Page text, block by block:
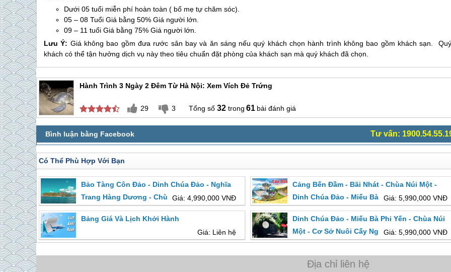
Dưới 05 tuổi miễn phí hoàn toàn ( bố mẹ tự chăm sóc).
05 – 08 Tuổi Giá bằng 50% Giá người lớn.
09 – 11 tuổi Giá bằng 75% Giá người lớn.
Lưu Ý: Giá không bao gồm đưa rước sân bay và ăn sáng nếu quý khách chọn hành trình không bao gồm khách sạn. Quý
khách có thể tận hưởng dịch vụ này theo tiêu chuẩn đặt phòng của khách sạn mà quý khách đã chọn.
Hành Trình 3 Ngày 2 Đêm Từ Hà Nội: Xem Vích Đẻ Trứng
29 3 32 61 bài đánh giá
Tư vấn:
Có Thể Phù Hợp Với Bạn
Bảo Tàng Côn Đảo - Dinh Chúa Đảo - Nghĩa
Trang Hàng Dương - Chùa Núi Một | 2 Ngày 1
Đêm Từ Hồ Chí Minh
Giá: 4,990,000 VNĐ
Cảng Bến Đầm - Bãi Nhát - Chùa Núi Một -
Dinh Chúa Đảo - Miếu Bà Phi Yến - Miếu Cậu -
Bãi Đầm Trầu | Từ Hồ Chí Minh
Giá: 5,990,000 VNĐ
Bảng Giá Và Lịch Khởi Hành
Giá: Liên hệ
Dinh Chúa Đảo - Miếu Bà Phi Yến - Chùa Núi
Một - Cơ Sở Nuôi Cấy Ngọc Trai | 2 Ngày 1
Đêm Khởi Hành Từ Hà Nội
Giá: 5,990,000 VNĐ